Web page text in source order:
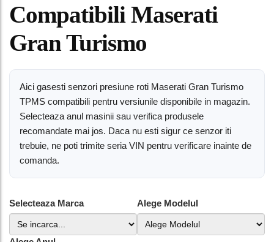
Compatibili Maserati
Gran Turismo
Aici gasesti senzori presiune roti Maserati Gran Turismo
TPMS compatibili pentru versiunile disponibile in magazin.
Selecteaza anul masinii sau verifica produsele
recomandate mai jos. Daca nu esti sigur ce senzor iti
trebuie, ne poti trimite seria VIN pentru verificare inainte de
comanda.
Selecteaza Marca Alege Modelul